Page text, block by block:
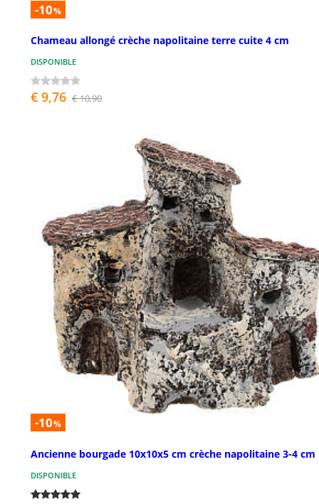
-10%
Chameau allongé crèche napolitaine terre cuite 4 cm
DISPONIBLE
€ 9,76 € 10,90
-10%
Ancienne bourgade 10x10x5 cm crèche napolitaine 3-4 cm
DISPONIBLE